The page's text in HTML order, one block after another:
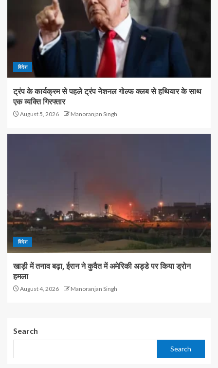
विदेश
ट्रंप के कार्यक्रम से पहले ट्रंप नेशनल गोल्फ क्लब से हथियार के साथ
एक व्यक्ति गिरफ्तार
August 5, 2026 Manoranjan Singh
विदेश
खाड़ी में तनाव बढ़ा, ईरान ने कुवैत में अमेरिकी अड्डे पर किया ड्रोन
हमला
August 4, 2026 Manoranjan Singh
Search
Search